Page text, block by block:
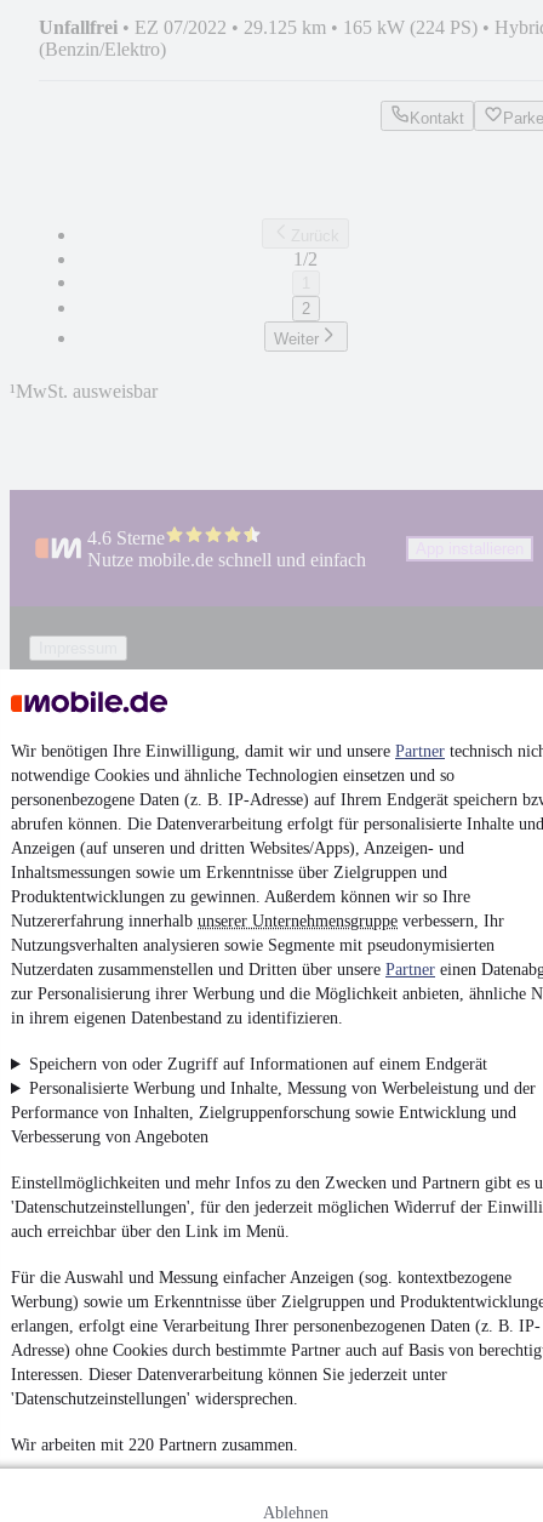
Wir benötigen Ihre Einwilligung, damit wir und unsere Partner technisch
notwendige Cookies und ähnliche Technologien einsetzen und so
personenbezogene Daten (z. B. IP-Adresse) auf Ihrem Endgerät speichern
abrufen können. Die Datenverarbeitung erfolgt für personalisierte Inhalte und
Anzeigen (auf unseren und dritten Websites/Apps), Anzeigen- und
Inhaltsmessungen sowie um Erkenntnisse über Zielgruppen und
Produktentwicklungen zu gewinnen. Außerdem können wir so Ihre
Nutzererfahrung innerhalb unserer Unternehmensgruppe verbessern, Ihr
Nutzungsverhalten analysieren sowie Segmente mit pseudonymisierten
Nutzerdaten zusammenstellen und Dritten über unsere Partner einen
zur Personalisierung ihrer Werbung und die Möglichkeit anbieten, ähnliche
in ihrem eigenen Datenbestand zu identifizieren.
Speichern von oder Zugriff auf Informationen auf einem Endgerät
Personalisierte Werbung und Inhalte, Messung von Werbeleistung und der
Performance von Inhalten, Zielgruppenforschung sowie Entwicklung und
Verbesserung von Angeboten
Einstellmöglichkeiten und mehr Infos zu den Zwecken und Partnern gibt es
'Datenschutzeinstellungen', für den jederzeit möglichen Widerruf der
auch erreichbar über den Link im Menü.
Für die Auswahl und Messung einfacher Anzeigen (sog. kontextbezogene
Werbung) sowie um Erkenntnisse über Zielgruppen und
erlangen, erfolgt eine Verarbeitung Ihrer personenbezogenen Daten (z. B. IP-
Adresse) ohne Cookies durch bestimmte Partner auch auf Basis von
Interessen. Dieser Datenverarbeitung können Sie jederzeit unter
'Datenschutzeinstellungen' widersprechen.
Wir arbeiten mit 220 Partnern zusammen.
Ablehnen
Unfallfrei • EZ 07/2022 • 29.125 km • 165 kW (224 PS) •
(Benzin/Elektro)
Kontakt
1/2
2
Weiter
¹MwSt. ausweisbar
4.6 Sterne
Nutze mobile.de schnell und einfach
Vertrag widerrufen
Datenschutz
Datenschutzeinstellungen
Erklärung zur Barrierefreiheit
Report Security Vulnerability (English)
Powered by
VonAuto verkaufenüberE-BikesundGebrauchtwagen:
Besuchemobile.de